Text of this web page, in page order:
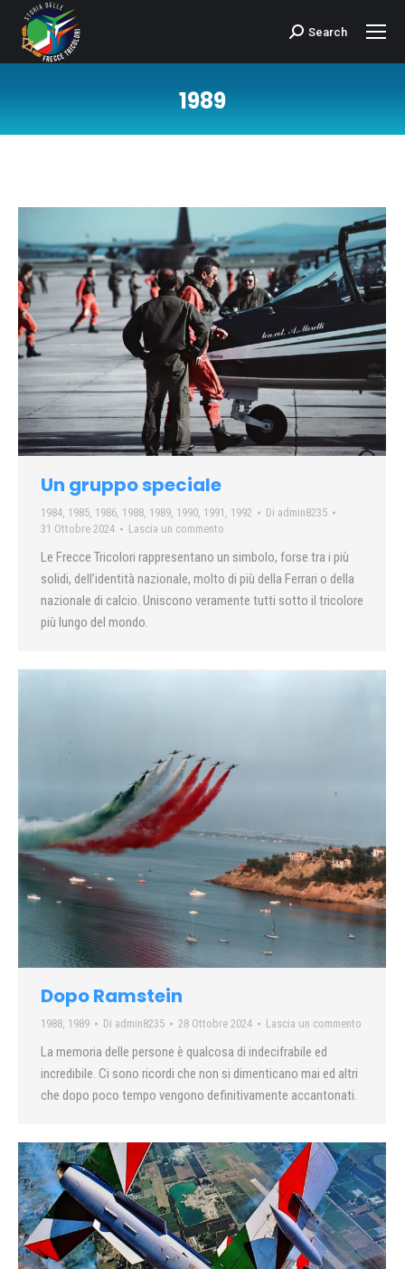
Cerca:Search
1989
Un gruppo speciale
1984 1985 1986 1988 1989 1990 1991 1992 Di admin8235
31 Ottobre 2024
Lascia un commento
Le Frecce Tricolori rappresentano un simbolo, forse tra i più
solidi, dell’identità nazionale, molto di più della Ferrari o della
nazionale di calcio. Uniscono veramente tutti sotto il tricolore
più lungo del mondo.
Dopo Ramstein
1988, 1989 Di admin8235 28 Ottobre 2024 Lascia un commento
La memoria delle persone è qualcosa di indecifrabile ed
incredibile. Ci sono ricordi che non si dimenticano mai ed altri
che dopo poco tempo vengono definitivamente accantonati.